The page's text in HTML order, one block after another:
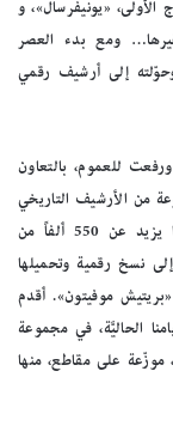
الأولى، «يونيفرسال»، و
ومع بدء العصر
إلى أرشيف رقمي
للعموم، بالتعاون
من الأرشيف التاريخي
المصوّر على منصّة إلكترونية لمشاركته مع الجميع. ما يزيد عن 550 ألفاً من
نسخ رقمية وتحميلها
موفيتون». أقدم
حتّى أيامنا الحاليَّة، في مجموعة
موزّعة على مقاطع، منها